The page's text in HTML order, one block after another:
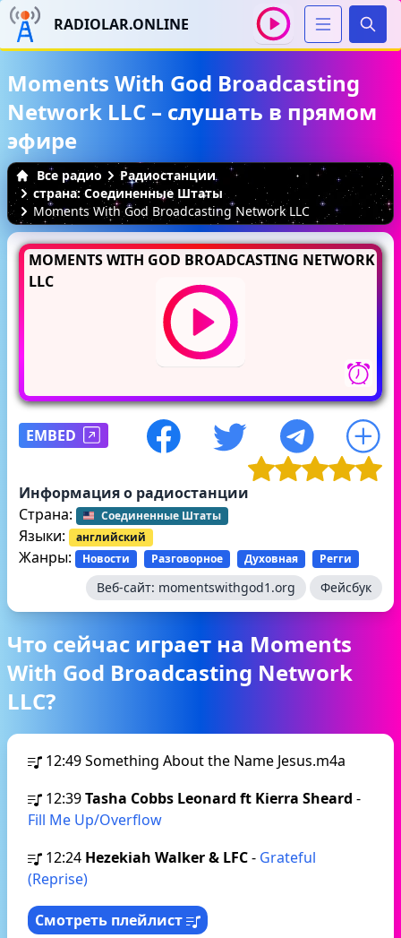
RADIOLAR.ONLINE
Moments With God Broadcasting
Network LLC – слушать в прямом
эфире
Все радио
Радиостанции
страна: Соединенные Штаты
Moments With God Broadcasting Network LLC
MOMENTS WITH GOD BROADCASTING NETWORK
LLC
EMBED
Информация о радиостанции
Страна:
Соединенные Штаты
Языки: английский
Жанры: Новости Разговорное Духовная Регги
Веб-сайт: momentswithgod1.org Фейсбук
Что сейчас играет на Moments
With God Broadcasting Network
LLC?
12:49Something About the Name Jesus.m4a
12:39Tasha Cobbs Leonard ft Kierra Sheard -
Fill Me Up/Overflow
12:24 Hezekiah Walker & LFC- Grateful
(Reprise)
Смотреть плейлист